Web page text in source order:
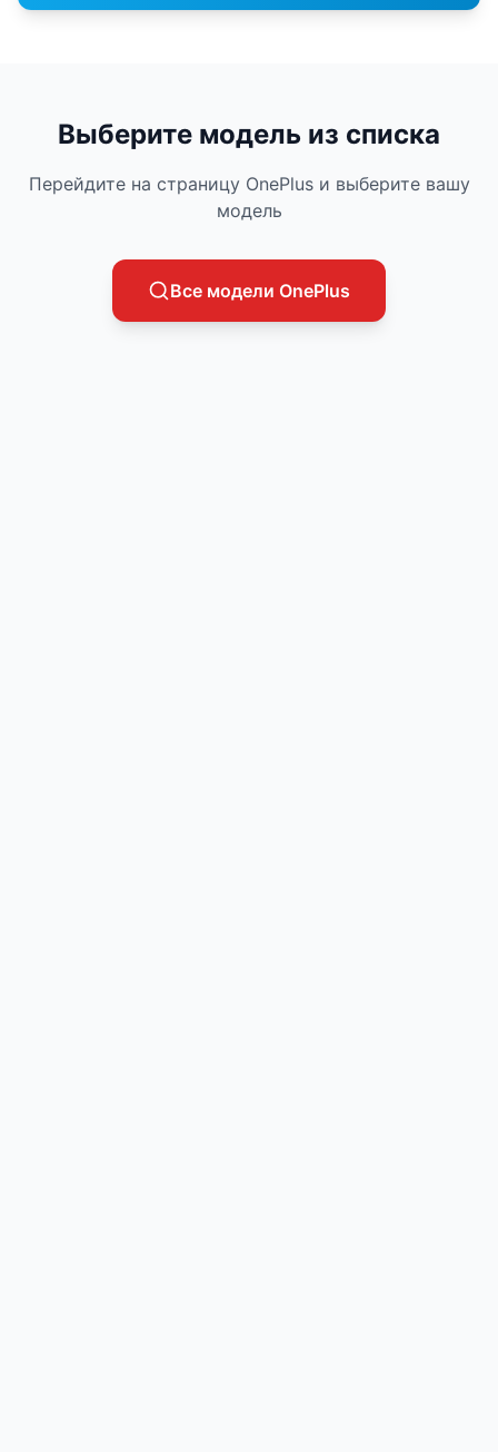
Выберите модель из списка
Перейдите на страницу OnePlusи выберите вашу
модель
Все модели OnePlus